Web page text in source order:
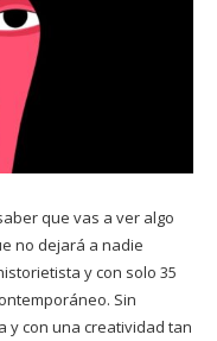
que vas a ver algo
no dejará a nadie
y con solo 35
Sin
y con una creatividad tan